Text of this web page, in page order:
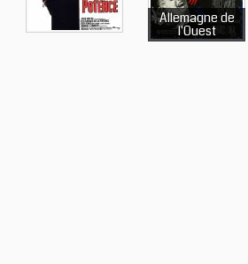
Allemagne de
l'Ouest